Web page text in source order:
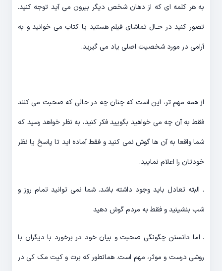
به هر کلمه ای که از دهان شخص دیگر بیرون می آید توجه کنید.
تصور کنید در حـال تماشای فیلم هستید یا کتاب می خوانید و به
آرامی در مورد شخصیت اصلی یاد می گیرید.
از همه مهم تر، این است که چنان چه در حالی که صحبت می کنند
فقط به آن چه می خواهید بگویید فکر کنید، به نظر خواهد رسید که
شما واقعا به آن ها گوش نمی کنید و فقط آماده اید تا پاسخ یا نظر
خودتان را اعلام نمایید.
. البته تعادل باید وجود داشته باشد. شما نمی توانید تمام روز و
شب بنشینید و فقط به مردم گوش دهید
. اما دانستن چگونگی صحبت و بیان خود در برخورد با دیگران با
روشی درست و موثر، مهم است. همانطور که برت و کیت مک کی در